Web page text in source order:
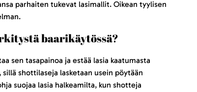
parhaiten tukevat lasimallit. Oikean tyylisen
baarikäytössä?
sen tasapainoa ja estää lasia kaatumasta
shottilaseja lasketaan usein pöytään
suojaa lasia halkeamilta, kun shotteja